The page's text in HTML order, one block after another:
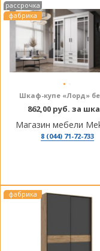
рассрочка
фабрика
Шкаф-купе «Лорд»
862,00 руб. за
Магазин мебели
8 (044) 71-72-733
фабрика